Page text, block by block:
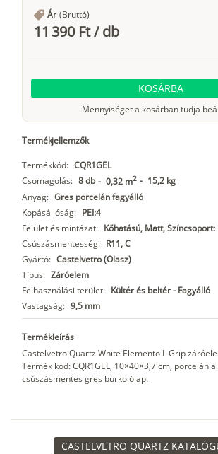
Ár (Bruttó)
11 390 Ft/db
KOSÁRBA
Mennyiséget a kosárban tudja
Termékjellemzők
Termékkód: CQR1GEL
Csomagolás: 8 db - 0,32 m2 - 15,2 kg
Anyag: Gres porcelán fagyálló
Kopásállóság: PEI:4
Felület és mintázat: Kőhatású, Matt,
Csúszásmentesség: R11, C
Gyártó: Castelvetro (Olasz)
Típus: Záróelem
Felhasználási terület: Kültér és beltér - Fagyálló
Vastagság: 9,5 mm
Termékleírás
Castelvetro Quartz White Elemento L Grip
Termék kód: CQR1GEL, 10×40×3,7 cm, porcelán
csúszásmentes gres burkolólap.
CASTELVETRO QUARTZ